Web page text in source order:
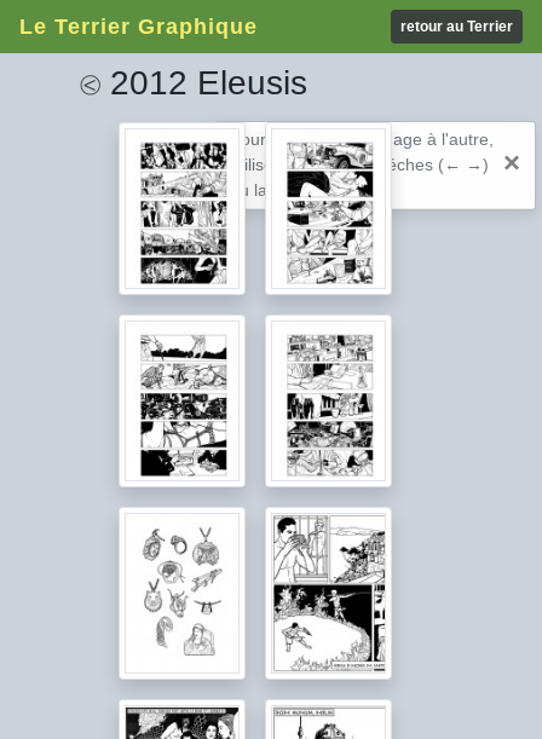
Le Terrier Graphique retour au Terrier
Pour passer d'une image à l'autre,
utilisez les touches fléches (← →)
ou la barre espace
×
⧀2012 Eleusis